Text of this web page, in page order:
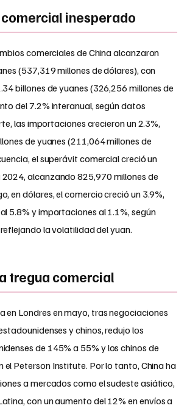
inesperado
comerciales de China alcanzaron
(537,319 millones de dólares), con
billones de yuanes (326,256 millones de
del 7.2% interanual, según datos
las importaciones crecieron un 2.3%,
de yuanes (211,064 millones de
el superávit comercial creció un
alcanzando 825,970 millones de
en dólares, el comercio creció un 3.9%,
5.8% y importaciones al 1.1%, según
la volatilidad del yuan.
tregua comercial
en Londres en mayo, tras negociaciones
y chinos, redujo los
de 145% a 55% y los chinos de
el Peterson Institute. Por lo tanto, China ha
a mercados como el sudeste asiático,
con un aumento del 12% en envíos a